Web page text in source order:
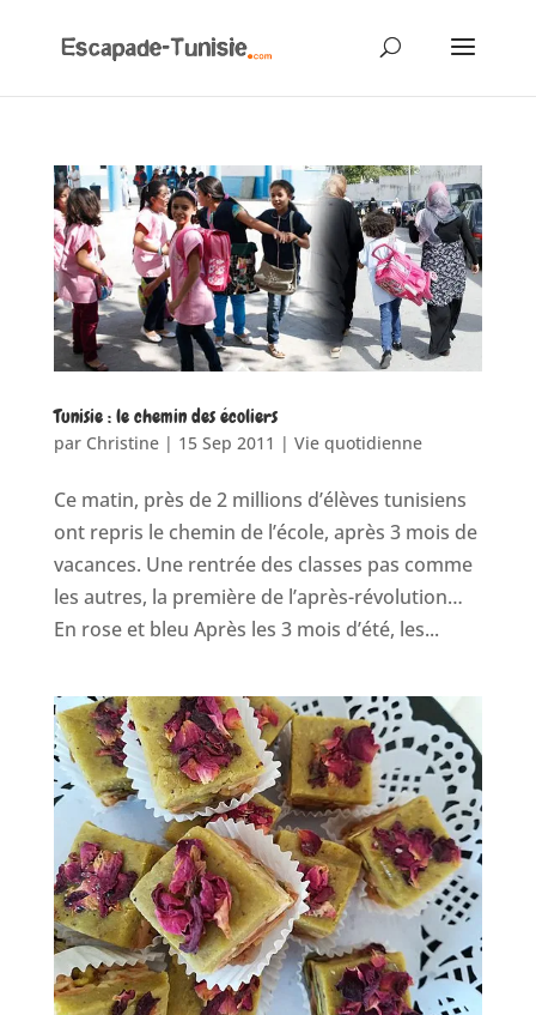
Tunisie : le chemin des écoliers
par Christine| 15 Sep 2011 | Vie quotidienne
Ce matin, près de 2 millions d’élèves tunisiens
ont repris le chemin de l’école, après 3 mois de
vacances. Une rentrée des classes pas comme
les autres, la première de l’après-révolution…
En rose et bleu Après les 3 mois d’été, les...